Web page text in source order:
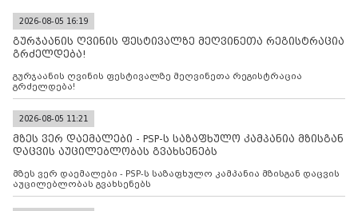
2026-08-05 16:19
გურჯაანის ღვინის ფესტივალზე მეღვინეთა რეგისტრაცია
გრძელდება!
გურჯაანის ღვინის ფესტივალზე მეღვინეთა რეგისტრაცია
გრძელდება!
2026-08-05 11:21
მზეს ვერ დაემალები - PSP-ს საზაფხულო კამპანია მზისგან
დაცვის აუცილებლობას გვახსენებს
მზეს ვერ დაემალები - PSP-ს საზაფხულო კამპანია მზისგან დაცვის
აუცილებლობას გვახსენებს